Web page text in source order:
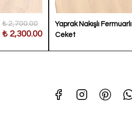
₺ 2,700.00
₺ 2,300.00
Yaprak Nakışlı Fermuarlı
Ceket